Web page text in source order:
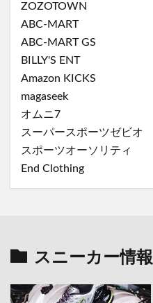
ZOZOTOWN
ABC-MART
ABC-MART GS
BILLY'S ENT
Amazon KICKS
magaseek
オムニ7
スーパースポーツゼビオ
スポーツオーソリティ
End Clothing
スニーカー情報